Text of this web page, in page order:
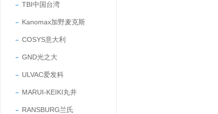
TBI中国台湾
Kanomax加野麦克斯
COSYS意大利
GND光之大
ULVAC爱发科
MARUI-KEIKI丸井
RANSBURG兰氏